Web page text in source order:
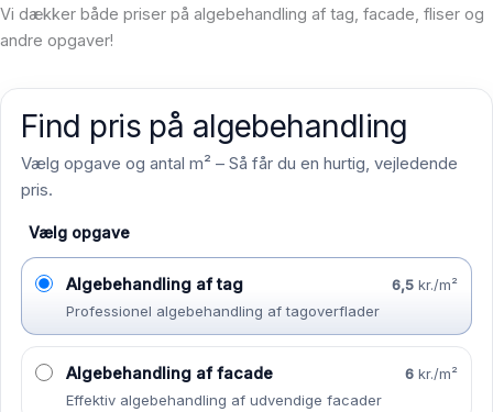
Vi dækker både priser på algebehandling af tag, facade, fliser og
andre opgaver!
Find pris på algebehandling
Vælg opgave og antal m² – Så får du en hurtig, vejledende
pris.
Vælg opgave
Algebehandling af tag 6,5 kr./m²
Professionel algebehandling af tagoverflader
Algebehandling af facade 6 kr./m²
Effektiv algebehandling af udvendige facader